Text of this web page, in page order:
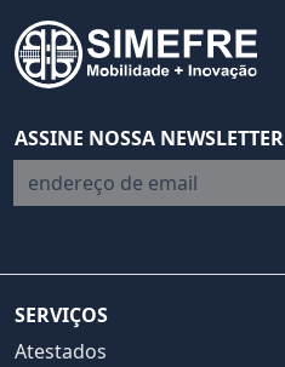
ASSINE NOSSA NEWSLETTER
endereço de email
SERVIÇOS
Atestados